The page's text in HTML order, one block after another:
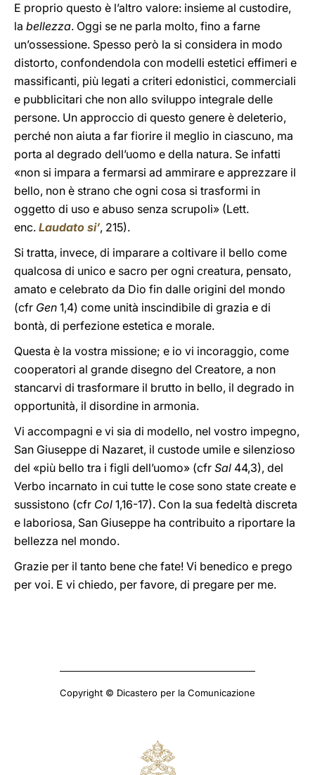
E proprio questo è l’altro valore: insieme al custodire,
la bellezza. Oggi se ne parla molto, fino a farne
un’ossessione. Spesso però la si considera in modo
distorto, confondendola con modelli estetici effimeri e
massificanti, più legati a criteri edonistici, commerciali
e pubblicitari che non allo sviluppo integrale delle
persone. Un approccio di questo genere è deleterio,
perché non aiuta a far fiorire il meglio in ciascuno, ma
porta al degrado dell’uomo e della natura. Se infatti
«non si impara a fermarsi ad ammirare e apprezzare il
bello, non è strano che ogni cosa si trasformi in
oggetto di uso e abuso senza scrupoli» (Lett.
enc. Laudato si’, 215).
Si tratta, invece, di imparare a coltivare il bello come
qualcosa di unico e sacro per ogni creatura, pensato,
amato e celebrato da Dio fin dalle origini del mondo
(cfr Gen 1,4) come unità inscindibile di grazia e di
bontà, di perfezione estetica e morale.
Questa è la vostra missione; e io vi incoraggio, come
cooperatori al grande disegno del Creatore, a non
stancarvi di trasformare il brutto in bello, il degrado in
opportunità, il disordine in armonia.
Vi accompagni e vi sia di modello, nel vostro impegno,
San Giuseppe di Nazaret, il custode umile e silenzioso
del «più bello tra i figli dell’uomo» (cfr Sal 44,3), del
Verbo incarnato in cui tutte le cose sono state create e
sussistono (cfr Col 1,16-17). Con la sua fedeltà discreta
e laboriosa, San Giuseppe ha contribuito a riportare la
bellezza nel mondo.
Grazie per il tanto bene che fate! Vi benedico e prego
per voi. E vi chiedo, per favore, di pregare per me.
Copyright © Dicastero per la Comunicazione